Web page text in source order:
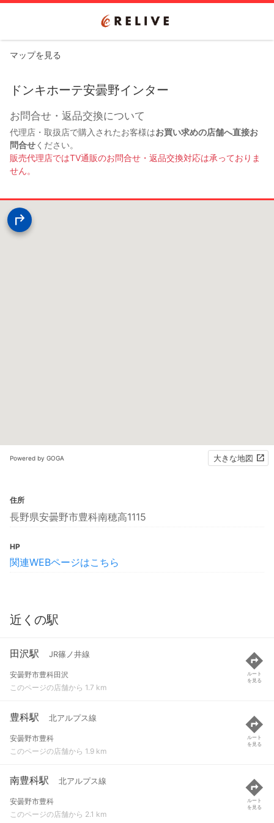
マップを見る
ドンキホーテ安曇野インター
お問合せ・返品交換について
代理店・取扱店で購入されたお客様はお買い求めの店舗へ直接お
問合せください。
販売代理店ではTV通販のお問合せ・返品交換対応は承っておりま
せん。
Powered by GOGA 大きな地図
住所
長野県安曇野市豊科南穂高1115
HP
関連WEBページはこちら
近くの駅
田沢駅 JR篠ノ井線
安曇野市豊科田沢
このページの店舗から 1.7 km
ルート
を見る
豊科駅 北アルプス線
安曇野市豊科
このページの店舗から 1.9 km
ルート
を見る
南豊科駅 北アルプス線
安曇野市豊科
このページの店舗から 2.1 km
ルート
を見る